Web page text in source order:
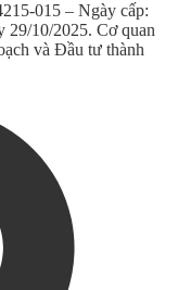
015 – Ngày cấp:
29/10/2025. Cơ quan
và Đầu tư thành